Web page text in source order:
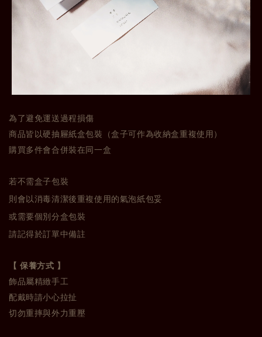
為了避免運送過程損傷
商品皆以硬抽屜紙盒包裝（盒子可作為收納盒重複使用）
購買多件會合併裝在同一盒
若不需盒子包裝
則會以消毒清潔後重複使用的氣泡紙包妥
或需要個別分盒包裝
請記得於訂單中備註
【 保養方式 】
飾品屬精緻手工
配戴時請小心拉扯
切勿重摔與外力重壓